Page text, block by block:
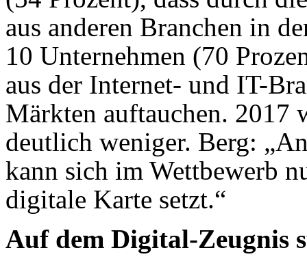
aus anderen Branchen in
10 Unternehmen (70
aus der Internet- und IT-
Märkten auftauchen. 2017
deutlich weniger. Berg:
kann sich im Wettbewerb
digitale Karte setzt.“
Auf dem Digital-Zeugnis